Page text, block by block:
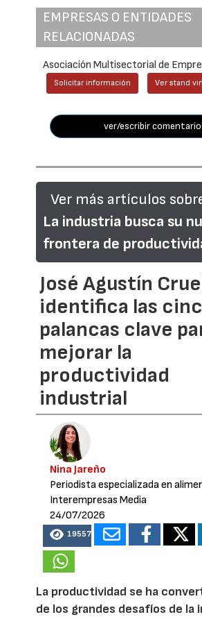
EMPRESAS O ENTIDADES
RELACIONADAS
Asociación Multisectorial de
Solicitar información Ver stand
ver/escribir
Ver más artículos
La industria busca su
frontera de
José Agustín
identifica las
palancas clave
mejorar la
productividad
industrial
Nina Jareño
Periodista especializada en
Interempresas Media
24/07/2026
19557
La productividad se ha
de los grandes desafíos de la